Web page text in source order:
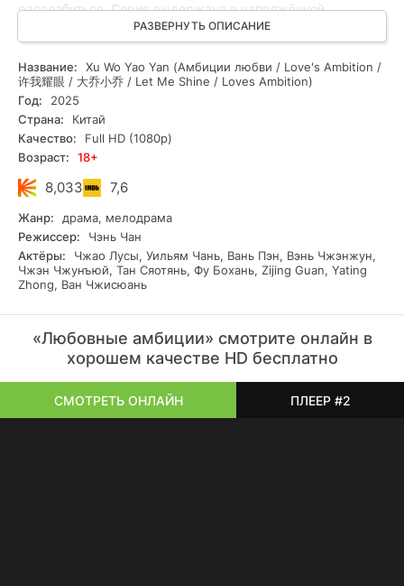
расслабиться. Серия выдержана в напряжённой,
эмоциональной манере, без спойлеров, и понравится
любителям глубоких драм, острых триллеров и
детективных загадок. Смотрите онлайн все серии
бесплатно в хорошем качестве — доступна версия в HD,
которая подчеркнёт нюансы постановки. Подойдёт тем,
кто ценит медленный накал, интригу и неожиданные
развязки.
РАЗВЕРНУТЬ ОПИСАНИЕ
Название:
Xu Wo Yao Yan (Амбиции любви / Love's Ambition /
许我耀眼 / 大乔小乔 / Let Me Shine / Loves Ambition)
Год:
2025
Страна:
Китай
Качество:
Full HD (1080p)
Возраст:
18+
8,033 7,6
Жанр:
драма, мелодрама
Режиссер:
Чэнь Чан
Актёры:
Чжао Лусы, Уильям Чань, Вань Пэн, Вэнь Чжэнжун,
Чжэн Чжунъюй, Тан Сяотянь, Фу Бохань, Zijing Guan, Yating
Zhong, Ван Чжисюань
«Любовные амбиции» смотрите онлайн в
хорошем качестве HD бесплатно
СМОТРЕТЬ ОНЛАЙН ПЛЕЕР #2